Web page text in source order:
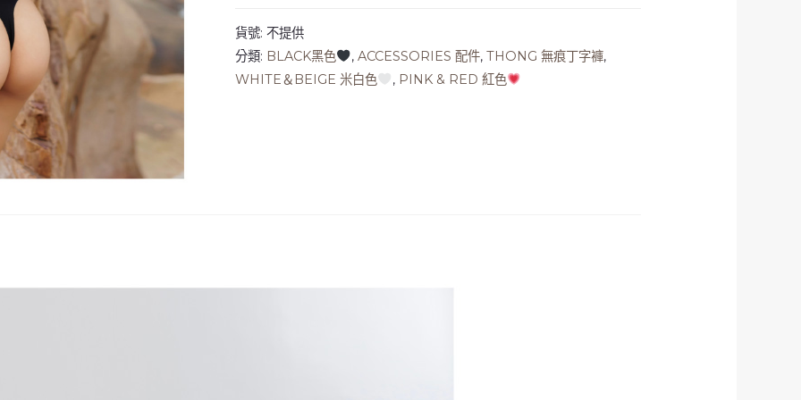
貨號:不提供
分類: BLACK黑色 , ACCESSORIES 配件, THONG 無痕丁字褲,
WHITE＆BEIGE 米白色
, PINK & RED 紅色